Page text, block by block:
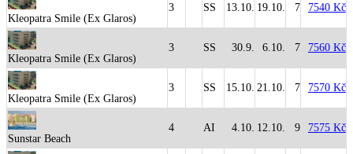
Kleopatra Smile (Ex Glaros)
3 SS 13.10. 19.10. 7 7540 Kč
Kleopatra Smile (Ex Glaros)
3 SS 30.9. 6.10. 7 7560 Kč
Kleopatra Smile (Ex Glaros)
3 SS 15.10. 21.10. 7 7570 Kč
Sunstar Beach
4 AI 4.10. 12.10. 9 7575 Kč